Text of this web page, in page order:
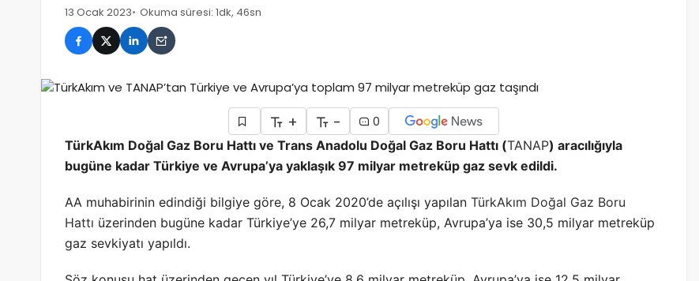
13 Ocak 2023 Okuma süresi: 1dk, 46sn
+ -
0
TürkAkım Doğal Gaz Boru Hattı ve Trans Anadolu Doğal Gaz Boru Hattı (TANAP) aracılığıyla
bugüne kadar Türkiye ve Avrupa’ya yaklaşık 97 milyar metreküp gaz sevk edildi.
AA muhabirinin edindiği bilgiye göre, 8 Ocak 2020’de açılışı yapılan TürkAkım Doğal Gaz Boru
Hattı üzerinden bugüne kadar Türkiye’ye 26,7 milyar metreküp, Avrupa’ya ise 30,5 milyar metreküp
gaz sevkiyatı yapıldı.